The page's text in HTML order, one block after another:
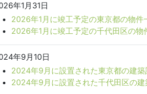
年1月31日
2026年1月に竣工予定の東京都の物件
2026年1月に竣工予定の千代田区の物
年9月10日
2024年9月に設置された東京都の建
2024年9月に設置された千代田区の